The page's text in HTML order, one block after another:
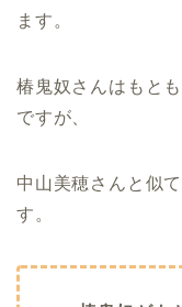
ます。
椿鬼奴さんはもと
ですが、
中山美穂さんと似
す。